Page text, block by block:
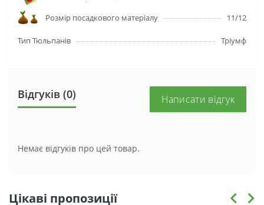
Розмір посадкового матеріалу 11/12
Тип Тюльпанів Тріумф
Відгуків (0) Написати відгук
Немає відгуків про цей товар.
Цікаві пропозиції